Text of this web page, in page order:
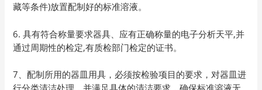
藏等条件)放置配制好的标准溶液。
6. 具有符合称量要求器具、应有正确称量的电子分析天平,并
通过周期性的检定,有质检部门检定的证书。
7、配制所用的器皿用具，必须按检验项目的要求，对器皿进